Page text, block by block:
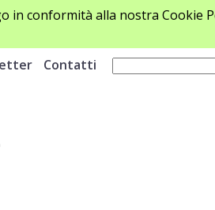
in conformità alla nostra Cookie
Contatti